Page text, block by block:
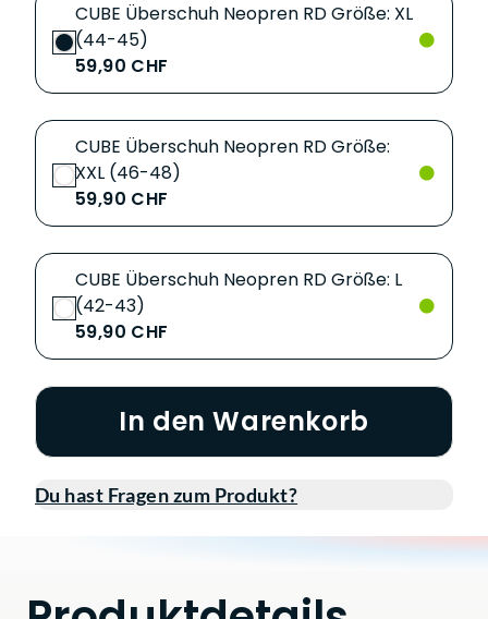
CUBE Überschuh Neopren RD Größe: XL
(44-45)
59,90 CHF
CUBE Überschuh Neopren RD Größe:
XXL (46-48)
59,90 CHF
CUBE Überschuh Neopren RD Größe: L
(42-43)
59,90 CHF
In den Warenkorb
Du hast Fragen zum Produkt?